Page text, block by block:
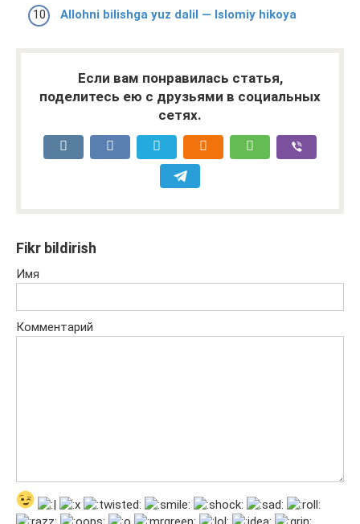
Allohni bilishga yuz dalil — Islomiy hikoya
Если вам понравилась статья,
поделитесь ею с друзьями в социальных
сетях.
Fikr bildirish
Имя
Комментарий